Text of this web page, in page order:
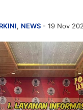
, NEWS - 19 Nov